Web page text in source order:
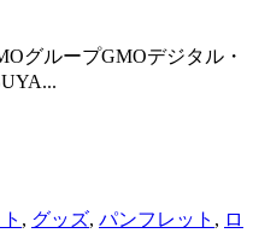
グループGMOデジタル・
, グッズ, パンフレット , ロ